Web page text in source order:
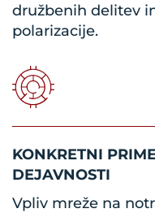
družbenih delitev
polarizacije.
KONKRETNI
DEJAVNOSTI
Vpliv mreže na